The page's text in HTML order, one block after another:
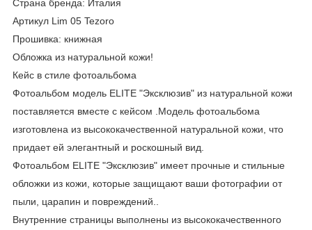
Страна бренда: Италия
Артикул Lim 05 Tezoro
Прошивка: книжная
Обложка из натуральной кожи!
Кейс в стиле фотоальбома
Фотоальбом модель ELITE "Эксклюзив" из натуральной кожи
поставляется вместе с кейсом .Модель фотоальбома
изготовлена из высококачественной натуральной кожи, что
придает ей элегантный и роскошный вид.
Фотоальбом ELITE "Эксклюзив" имеет прочные и стильные
обложки из кожи, которые защищают ваши фотографии от
пыли, царапин и повреждений..
Внутренние страницы выполнены из высококачественного